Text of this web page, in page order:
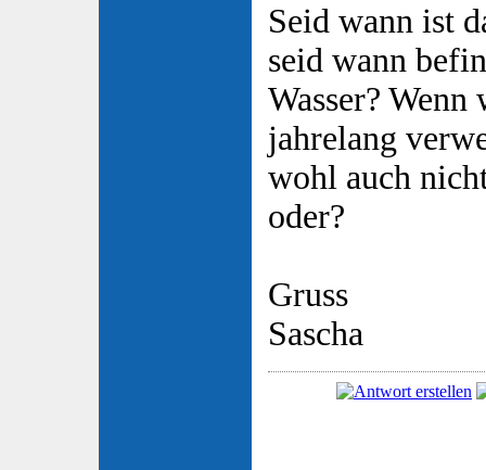
Seid wann ist
seid wann
Wasser? Wenn
jahrelang
wohl auch
oder?
Gruss
Sascha